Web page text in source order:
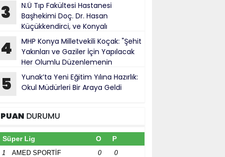
3
N.Ü Tıp Fakültesi Hastanesi
Başhekimi Doç. Dr. Hasan
Küçükkendirci, ve Konyalı
bürokratlar, Konya Cumhuriyet Başsavcısı
Mehmet Uzun’a hayırlı olsun ziyareti
4
MHP Konya Milletvekili Koçak: "Şehit
Yakınları ve Gaziler İçin Yapılacak
Her Olumlu Düzenlemenin
Yanındayız"
5
Yunak’ta Yeni Eğitim Yılına Hazırlık:
Okul Müdürleri Bir Araya Geldi
PUAN DURUMU
Süper Lig O P
1
AMED SPORTİF
0 0